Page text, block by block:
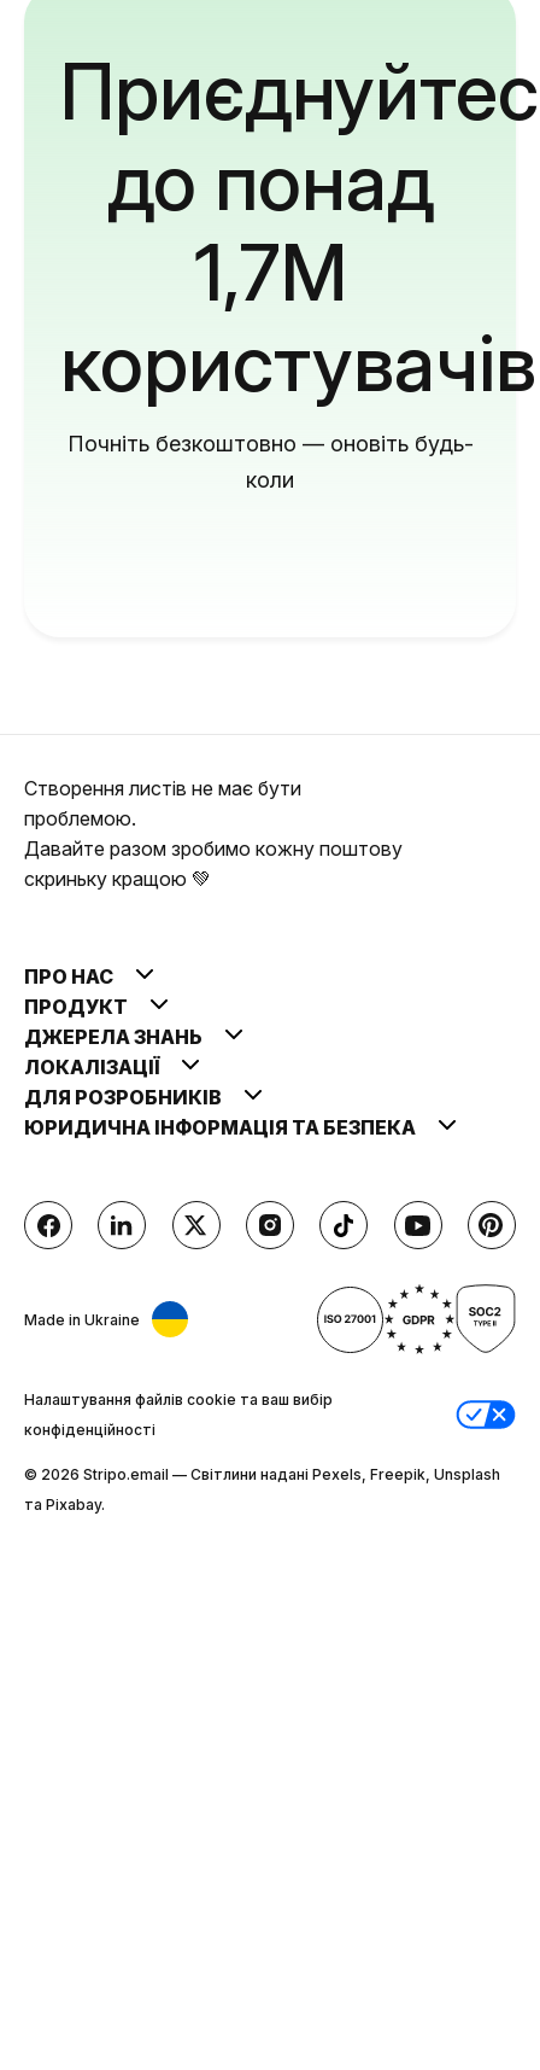
до понад
1,7M
користувачів
Почніть безкоштовно — оновіть будь-
коли
Створення листів не має бути
проблемою.
Давайте разом зробимо кожну поштову
скриньку кращою 💚
ПРО НАС
ПРОДУКТ
ДЖЕРЕЛА ЗНАНЬ
ЛОКАЛІЗАЦІЇ
ДЛЯ РОЗРОБНИКІВ
ЮРИДИЧНА ІНФОРМАЦІЯ ТА БЕЗПЕКА
Made in Ukraine
Налаштування файлів cookie та ваш вибір
конфіденційності
© 2026 Stripо.email — Світлини надані Pexels, Freepik, Unsplash
та Pixabay.